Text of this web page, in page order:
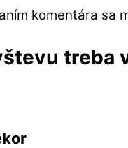
komentára sa
treba